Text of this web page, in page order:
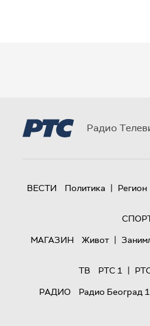
Радио
ВЕСТИ Политика | Регион
МАГАЗИН Живот |
ТВ
РТС 1 |
РАДИО Радио Београд 1